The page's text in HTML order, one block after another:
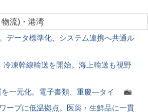
物流)・港湾
。データ標準化、システム連携へ共通ル
、冷凍幹線輸送を開始。海上輸送も視野
を一元化。電子書類、重慶―タイ
ワープに低温拠点。医薬・生鮮品に一貫